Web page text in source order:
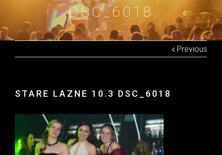
DSC_6018
Previous
STARE LAZNE 10.3 DSC_6018